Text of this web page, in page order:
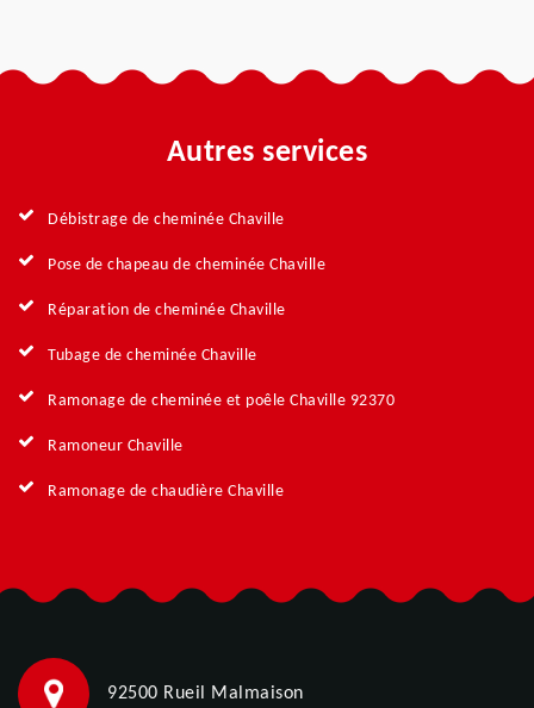
Autres services
Débistrage de cheminée Chaville
Pose de chapeau de cheminée Chaville
Réparation de cheminée Chaville
Tubage de cheminée Chaville
Ramonage de cheminée et poêle Chaville 92370
Ramoneur Chaville
Ramonage de chaudière Chaville
92500 Rueil Malmaison